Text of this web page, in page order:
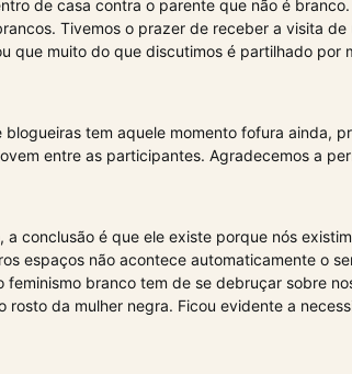
de casa contra o parente que não é
Tivemos o prazer de receber a visita
que muito do que discutimos é partilhado por
tem aquele momento fofura ainda,
entre as participantes. Agradecemos a
a conclusão é que ele existe porque nós
espaços não acontece automaticamente o
feminismo branco tem de se debruçar sobre
rosto da mulher negra. Ficou evidente a